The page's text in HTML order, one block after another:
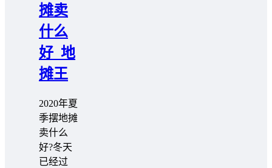
摊卖
什么
好_地
摊王
2020年夏
季摆地摊
卖什么
好?冬天
已经过